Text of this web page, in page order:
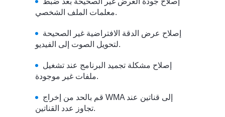
معلمات الملف الشخصي.
لتحويل الصوت إلى الفيديو.
ملفات غير موجودة.
تجاوز عدد القناتين.